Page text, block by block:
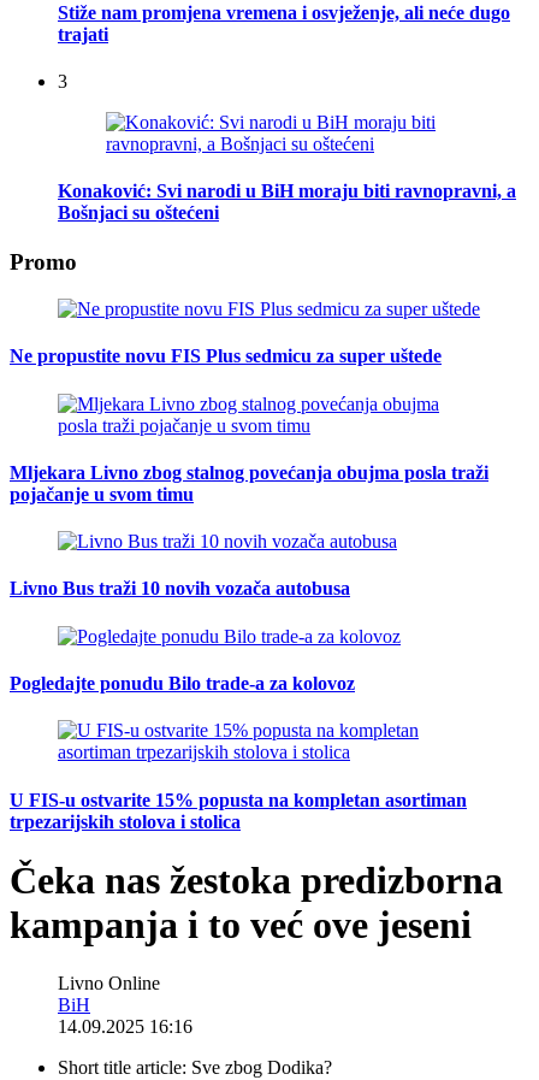
Stiže nam promjena vremena i osvježenje, ali neće dugo
trajati
3
Konaković: Svi narodi u BiH moraju biti ravnopravni, a
Bošnjaci su oštećeni
Promo
Ne propustite novu FIS Plus sedmicu za super uštede
Mljekara Livno zbog stalnog povećanja obujma posla traži
pojačanje u svom timu
Livno Bus traži 10 novih vozača autobusa
Pogledajte ponudu Bilo trade-a za kolovoz
U FIS-u ostvarite 15% popusta na kompletan asortiman
trpezarijskih stolova i stolica
Čeka nas žestoka predizborna
kampanja i to već ove jeseni
Livno Online
BiH
14.09.2025 16:16
Short title article: Sve zbog Dodika?